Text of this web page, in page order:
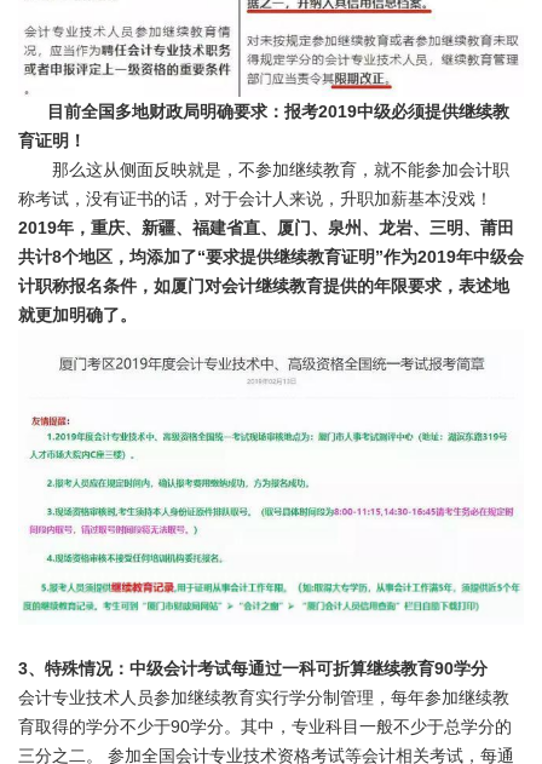
目前全国多地财政局明确要求：报考2019中级必须提供继续教
育证明！
那么这从侧面反映就是，不参加继续教育，就不能参加会计职
称考试，没有证书的话，对于会计人来说，升职加薪基本没戏！
2019年，重庆、新疆、福建省直、厦门、泉州、龙岩、三明、莆田
共计8个地区，均添加了“要求提供继续教育证明”作为2019年中级会
计职称报名条件，如厦门对会计继续教育提供的年限要求，表述地
就更加明确了。
3、特殊情况：中级会计考试每通过一科可折算继续教育90学分
会计专业技术人员参加继续教育实行学分制管理，每年参加继续教
育取得的学分不少于90学分。其中，专业科目一般不少于总学分的
三分之二。 参加全国会计专业技术资格考试等会计相关考试，每通